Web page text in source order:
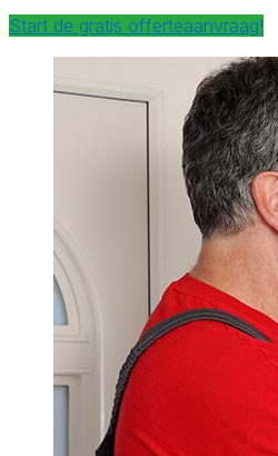
Start de gratis offerteaanvraag!